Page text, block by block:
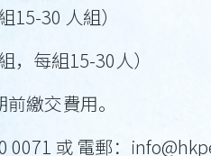
30 人組）
每組15-30人）
繳交費用。
0071 或 電郵：